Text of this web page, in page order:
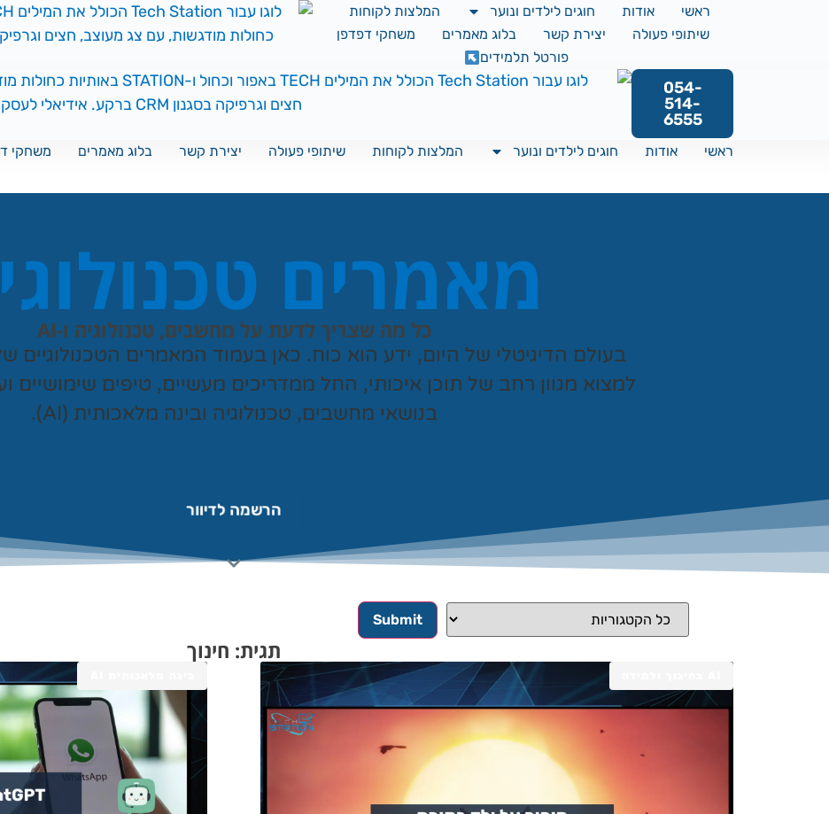
ראשי אודות חוגים לילדים ונוער
המלצות לקוחות
שיתופי פעולה
יצירת קשר בלוג מאמרים
משחקי דפדפן
פורטל תלמידים
054-
514-
6555
ראשי אודות חוגים לילדים ונוער המלצות לקוחות שיתופי פעולה יצירת קשר בלוג מאמרים משחקי
מאמרים
כל מה שצריך לדעת על מחשבים, טכנולוגיה ו-AI
בעולם הדיגיטלי של היום, ידע הוא כוח. כאן בעמוד המאמרים הטכנולוגיים
למצוא מגוון רחב של תוכן איכותי, החל ממדריכים מעשיים, טיפים שימושיים
בנושאי מחשבים, טכנולוגיה ובינה מלאכותית (AI).
הרשמה לדיוור
תגית: חינוך